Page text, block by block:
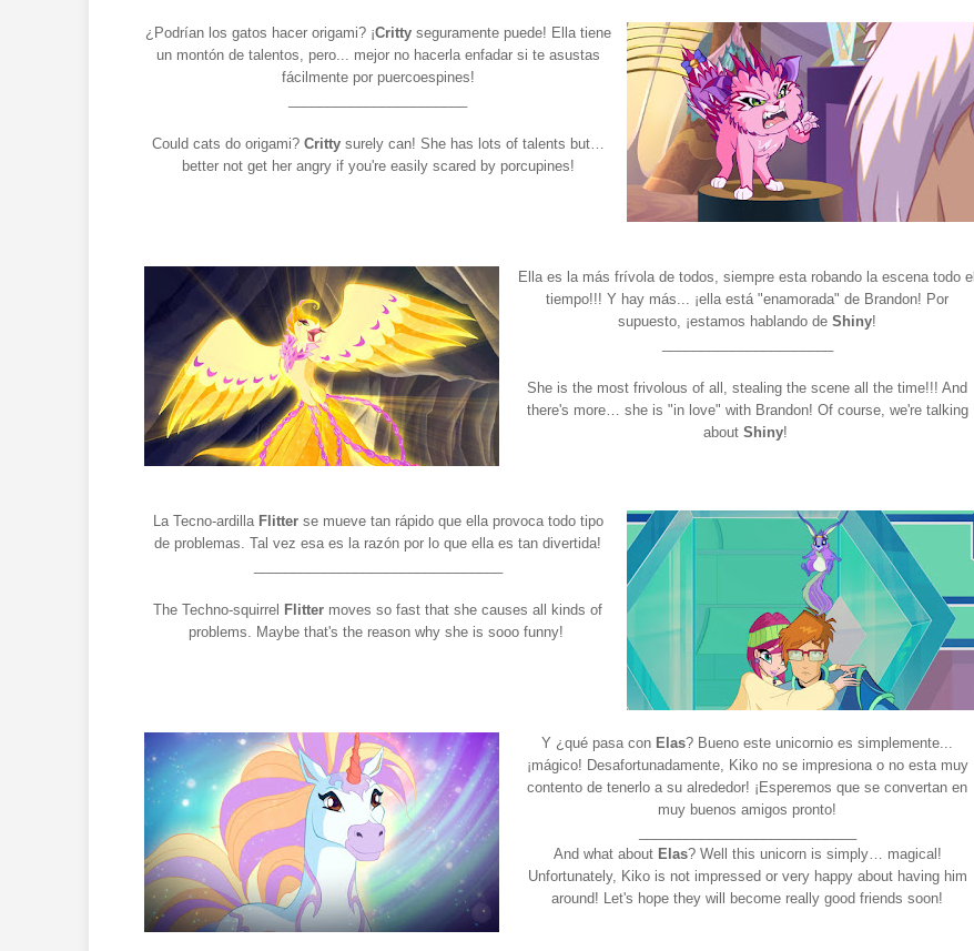
¿Podrían los gatos hacer origami? ¡Crittyseguramente puede! Ella tiene
un montón de talentos, pero... mejor no hacerla enfadar si te asustas
fácilmente por puercoespines!
Could cats do origami? Crittysurely can! She has lots of talents but…
better not get her angry if you're easily scared by porcupines!
Ella es la más frívola de todos, siempre esta robando la escena todo el
tiempo!!! Y hay más... ¡ella está "enamorada" de Brandon! Por
supuesto, ¡estamos hablando de Shiny!
She is the most frivolous of all, stealing the scene all the time!!! And
there's more… she is "in love" with Brandon! Of course, we're talking
about Shiny!
La Tecno-ardilla Flitterse mueve tan rápido que ella provoca todo tipo
de problemas. Tal vez esa es la razón por lo que ella es tan divertida!
The Techno-squirrel Flitter moves so fast that she causes all kinds of
problems. Maybe that's the reason why she is sooo funny!
Y ¿qué pasa con Elas? Bueno este unicornio es simplemente...
¡mágico! Desafortunadamente, Kiko no se impresiona o no esta muy
contento de tenerlo a su alrededor! ¡Esperemos que se convertan en
muy buenos amigos pronto!
And what about Elas? Well this unicorn is simply… magical!
Unfortunately, Kiko is not impressed or very happy about having him
around! Let's hope they will become really good friends soon!